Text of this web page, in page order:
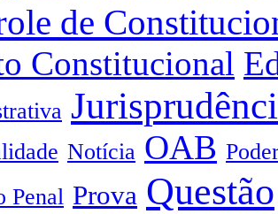
de
Constitucional
Notícia OAB
Penal Prova Questão